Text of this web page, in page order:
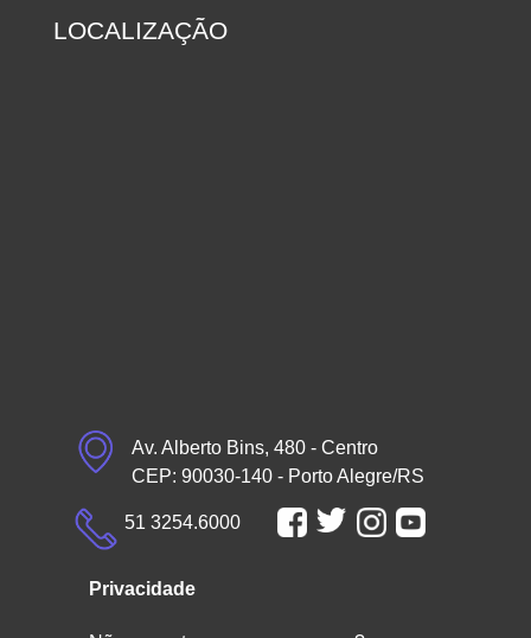
LOCALIZAÇÃO
Av. Alberto Bins, 480 - Centro
CEP: 90030-140 - Porto Alegre/RS
51 3254.6000
Privacidade